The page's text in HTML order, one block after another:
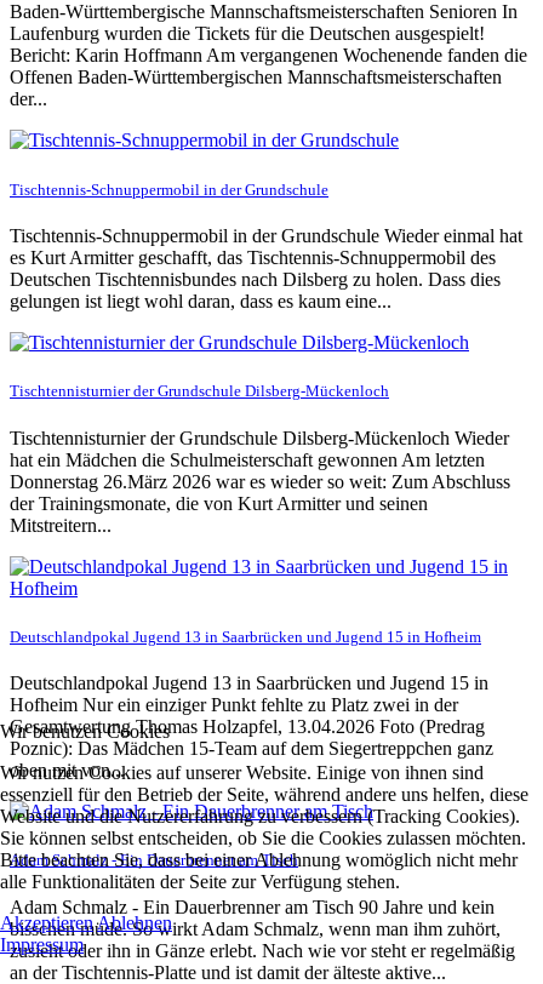
Baden-Württembergische Mannschaftsmeisterschaften Senioren In
Laufenburg wurden die Tickets für die Deutschen ausgespielt!
Bericht: Karin Hoffmann Am vergangenen Wochenende fanden die
Offenen Baden-Württembergischen Mannschaftsmeisterschaften
der...
Tischtennis-Schnuppermobil in der Grundschule
Tischtennis-Schnuppermobil in der Grundschule Wieder einmal hat
es Kurt Armitter geschafft, das Tischtennis-Schnuppermobil des
Deutschen Tischtennisbundes nach Dilsberg zu holen. Dass dies
gelungen ist liegt wohl daran, dass es kaum eine...
Tischtennisturnier der Grundschule Dilsberg-Mückenloch
Tischtennisturnier der Grundschule Dilsberg-Mückenloch Wieder
hat ein Mädchen die Schulmeisterschaft gewonnen Am letzten
Donnerstag 26.März 2026 war es wieder so weit: Zum Abschluss
der Trainingsmonate, die von Kurt Armitter und seinen
Mitstreitern...
Deutschlandpokal Jugend 13 in Saarbrücken und Jugend 15 in Hofheim
Deutschlandpokal Jugend 13 in Saarbrücken und Jugend 15 in
Hofheim Nur ein einziger Punkt fehlte zu Platz zwei in der
Gesamtwertung Thomas Holzapfel, 13.04.2026 Foto (Predrag
Poznic): Das Mädchen 15-Team auf dem Siegertreppchen ganz
oben mit von...
Adam Schmalz - Ein Dauerbrenner am Tisch
Adam Schmalz - Ein Dauerbrenner am Tisch 90 Jahre und kein
bisschen müde. So wirkt Adam Schmalz, wenn man ihm zuhört,
zusieht oder ihn in Gänze erlebt. Nach wie vor steht er regelmäßig
an der Tischtennis-Platte und ist damit der älteste aktive...
Wir benutzen Cookies
Wir nutzen Cookies auf unserer Website. Einige von ihnen sind
essenziell für den Betrieb der Seite, während andere uns helfen, diese
Website und die Nutzererfahrung zu verbessern (Tracking Cookies).
Sie können selbst entscheiden, ob Sie die Cookies zulassen möchten.
Bitte beachten Sie, dass bei einer Ablehnung womöglich nicht mehr
alle Funktionalitäten der Seite zur Verfügung stehen.
AkzeptierenAblehnen
Impressum